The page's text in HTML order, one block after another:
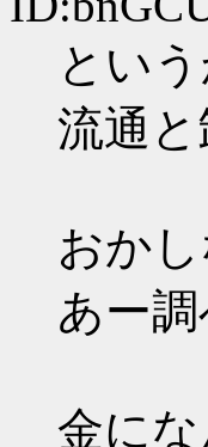
とい
流通
おか
あー
金に